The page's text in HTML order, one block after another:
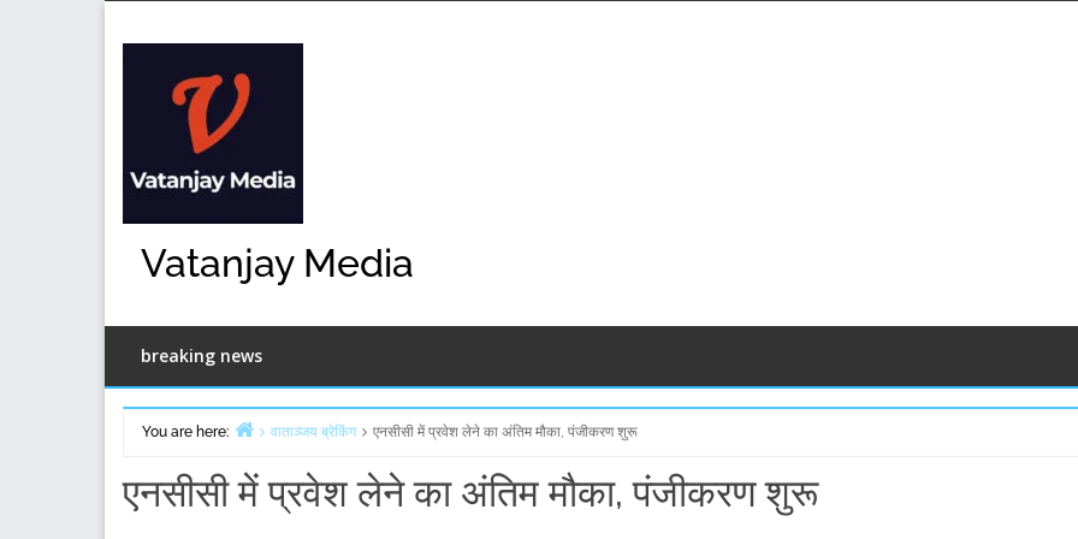
Vatanjay Media
breaking news
You are here:
वाताञ्जय ब्रेकिंग एनसीसी में प्रवेश लेने का अंतिम मौका, पंजीकरण शुरू
एनसीसी में प्रवेश लेने का अंतिम मौका, पंजीकरण शुरू